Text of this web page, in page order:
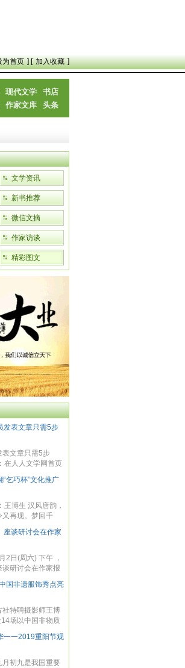
为首页 ] [ 加入收藏 ]
现代文学
书店
作家文库 头条
文学资讯
新书推荐
微信文摘
作家访谈
精彩图文
发表文章只需5步
表文章只需5步
在人人文学网首页
乞巧杯”文化推广
博生 汉风唐韵，
又再现。梦回千
座谈研讨会在作家
2日(周六) 下午 ，
研讨会在作家报
非遗服饰秀点亮
特聘摄影师王博
场以中国非物质
一一2019重阳节观
月初九是我国重要